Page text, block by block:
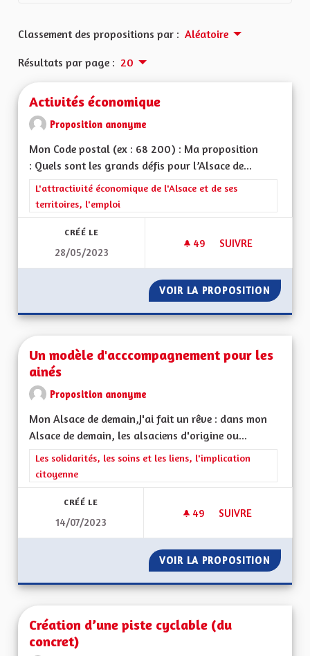
Classement des propositions par : Aléatoire
Résultats par page : 20
Activités économique
Proposition anonyme
Mon Code postal (ex : 68 200) : Ma proposition
: Quels sont les grands défis pour l’Alsace de...
Filtrer les résultats de la catégorie : L'attractivité
L'attractivité économique de l'Alsace et de ses
territoires, l'emploi
CRÉÉ LE
28/05/2023
49 49 ABONNÉS
SUIVRE
VOIR LA PROPOSITION
Un modèle d'acccompagnement pour les
ainés
Proposition anonyme
Mon Alsace de demain,J'ai fait un rêve : dans mon
Alsace de demain, les alsaciens d'origine ou...
Filtrer les résultats de la catégorie : Les solidarités, les soins
Les solidarités, les soins et les liens, l'implication
citoyenne
CRÉÉ LE
14/07/2023
49 49 ABONNÉS
SUIVRE
VOIR LA PROPOSITION UN
Création d’une piste cyclable (du
concret)